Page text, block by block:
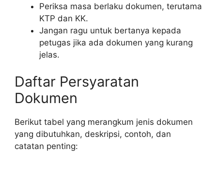
Periksa masa berlaku dokumen, terutama
KTP dan KK.
Jangan ragu untuk bertanya kepada
petugas jika ada dokumen yang kurang
jelas.
Daftar Persyaratan
Dokumen
Berikut tabel yang merangkum jenis dokumen
yang dibutuhkan, deskripsi, contoh, dan
catatan penting: